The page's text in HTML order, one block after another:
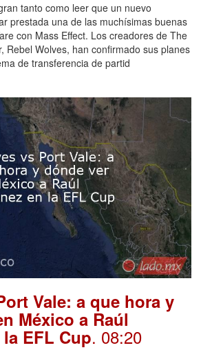
tanto como leer que un nuevo
prestada una de las muchísimas buenas
con Mass Effect. Los creadores de The
Rebel Wolves, han confirmado sus planes
de transferencia de partid
Vale: a que hora y
México a Raúl
EFL Cup. 08:20